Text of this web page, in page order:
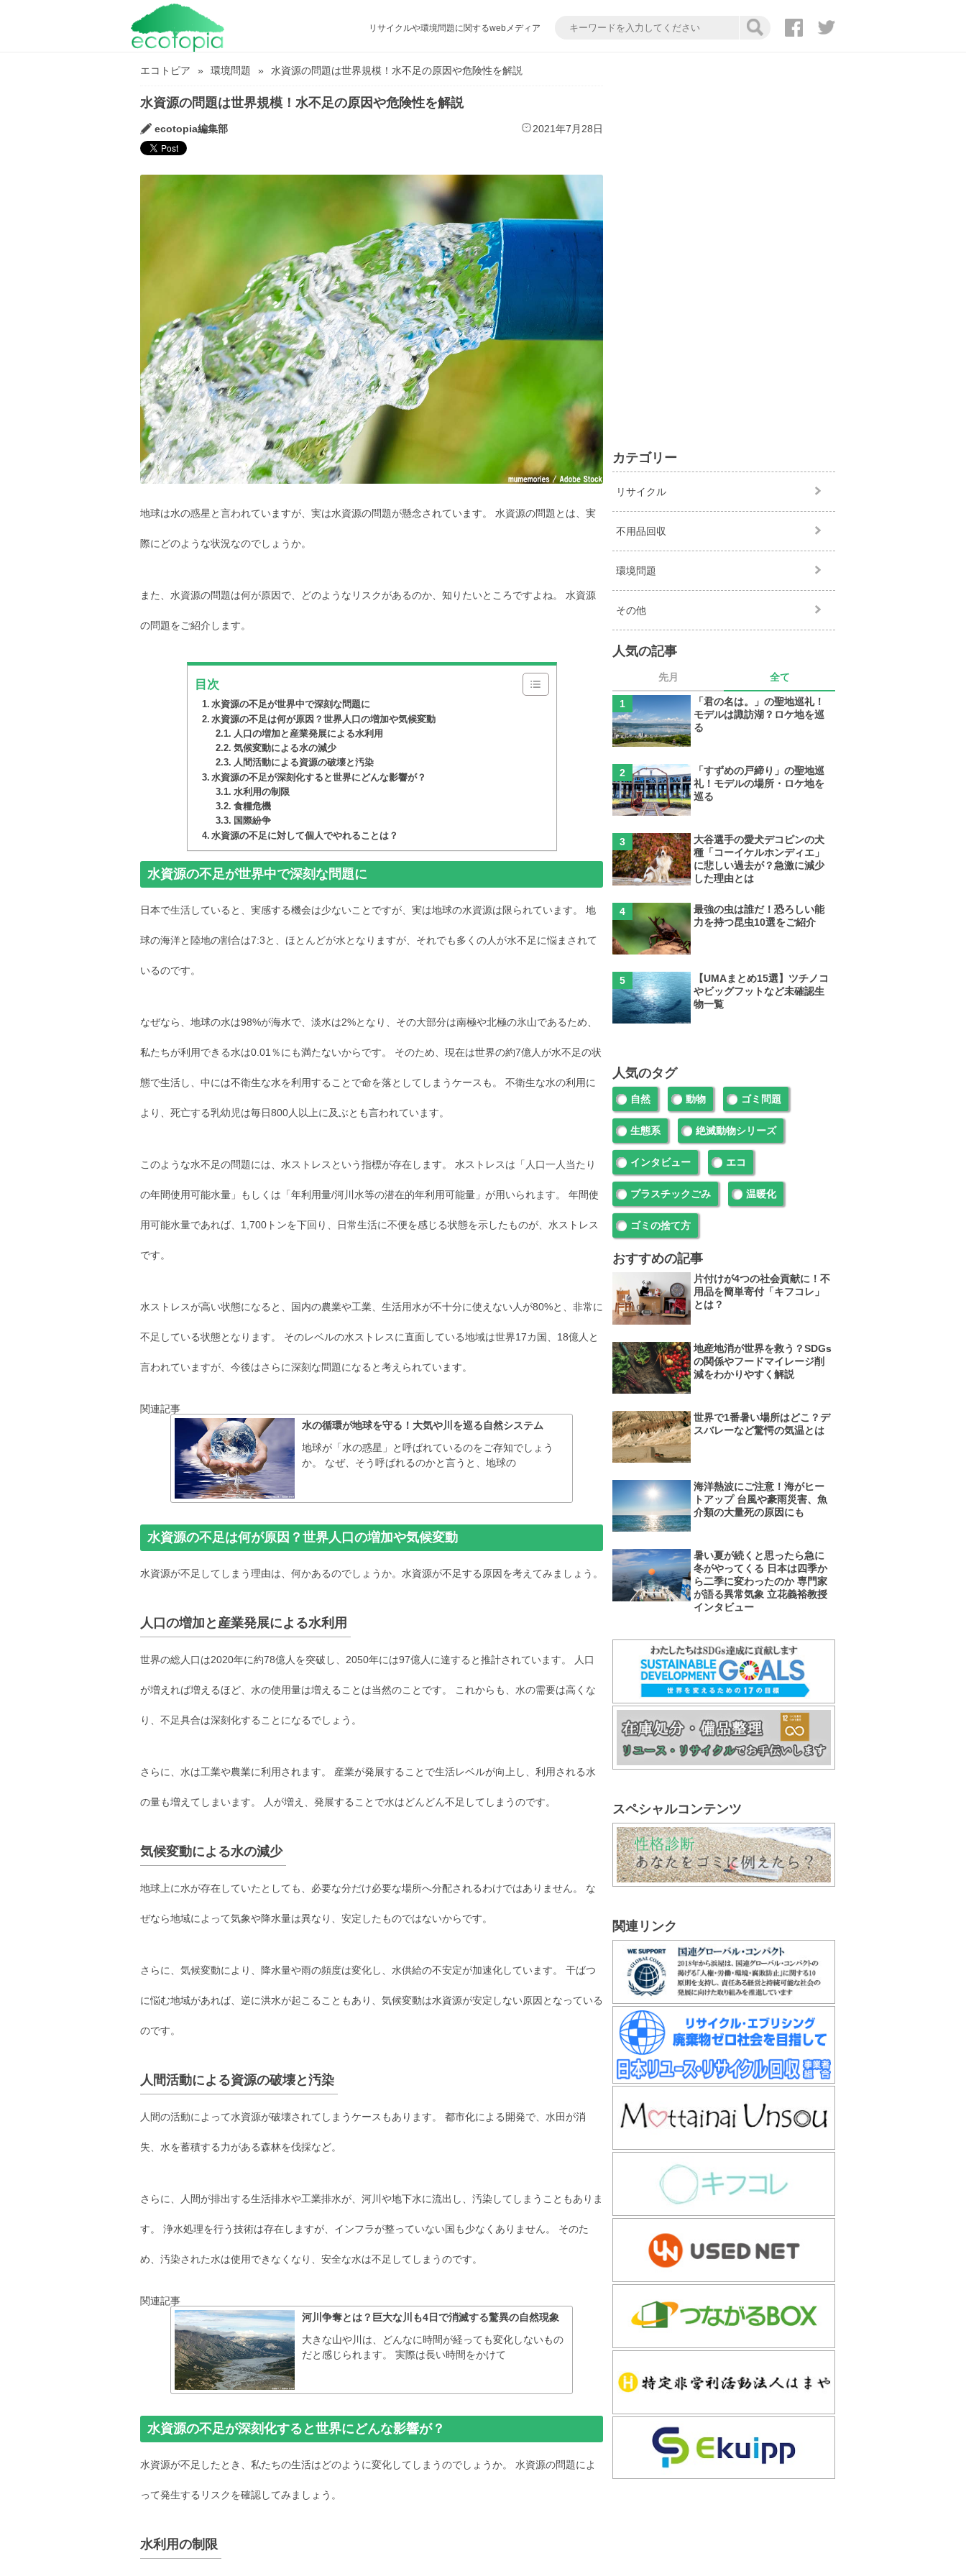
リサイクルや環境問題に関するwebメディア
エコトピア 環境問題 水資源の問題は世界規模！水不足の原因や危険性を解説
水資源の問題は世界規模！水不足の原因や危険性を解説
ecotopia編集部 2021年7月28日
地球は水の惑星と言われていますが、実は水資源の問題が懸念されています。 水資源の問題とは、実
際にどのような状況なのでしょうか。
また、水資源の問題は何が原因で、どのようなリスクがあるのか、知りたいところですよね。 水資源
の問題をご紹介します。
目次
水資源の不足が世界中で深刻な問題に
水資源の不足は何が原因？世界人口の増加や気候変動
人口の増加と産業発展による水利用
気候変動による水の減少
人間活動による資源の破壊と汚染
水資源の不足が深刻化すると世界にどんな影響が？
水利用の制限
食糧危機
国際紛争
水資源の不足に対して個人でやれることは？
水資源の不足が世界中で深刻な問題に
日本で生活していると、実感する機会は少ないことですが、実は地球の水資源は限られています。 地
球の海洋と陸地の割合は7:3と、ほとんどが水となりますが、それでも多くの人が水不足に悩まされて
いるのです。
なぜなら、地球の水は98%が海水で、淡水は2%となり、その大部分は南極や北極の氷山であるため、
私たちが利用できる水は0.01％にも満たないからです。 そのため、現在は世界の約7億人が水不足の状
態で生活し、中には不衛生な水を利用することで命を落としてしまうケースも。 不衛生な水の利用に
より、死亡する乳幼児は毎日800人以上に及ぶとも言われています。
このような水不足の問題には、水ストレスという指標が存在します。 水ストレスは「人口一人当たり
の年間使用可能水量」もしくは「年利用量/河川水等の潜在的年利用可能量」が用いられます。 年間使
用可能水量であれば、1,700トンを下回り、日常生活に不便を感じる状態を示したものが、水ストレス
です。
水ストレスが高い状態になると、国内の農業や工業、生活用水が不十分に使えない人が80%と、非常に
不足している状態となります。 そのレベルの水ストレスに直面している地域は世界17カ国、18億人と
言われていますが、今後はさらに深刻な問題になると考えられています。
関連記事
水の循環が地球を守る！大気や川を巡る自然システム
地球が「水の惑星」と呼ばれているのをご存知でしょう
か。 なぜ、そう呼ばれるのかと言うと、地球の
水資源の不足は何が原因？世界人口の増加や気候変動
水資源が不足してしまう理由は、何かあるのでしょうか。水資源が不足する原因を考えてみましょう。
人口の増加と産業発展による水利用
世界の総人口は2020年に約78億人を突破し、2050年には97億人に達すると推計されています。 人口
が増えれば増えるほど、水の使用量は増えることは当然のことです。 これからも、水の需要は高くな
り、不足具合は深刻化することになるでしょう。
さらに、水は工業や農業に利用されます。 産業が発展することで生活レベルが向上し、利用される水
の量も増えてしまいます。 人が増え、発展することで水はどんどん不足してしまうのです。
気候変動による水の減少
地球上に水が存在していたとしても、必要な分だけ必要な場所へ分配されるわけではありません。 な
ぜなら地域によって気象や降水量は異なり、安定したものではないからです。
さらに、気候変動により、降水量や雨の頻度は変化し、水供給の不安定が加速化しています。 干ばつ
に悩む地域があれば、逆に洪水が起こることもあり、気候変動は水資源が安定しない原因となっている
のです。
人間活動による資源の破壊と汚染
人間の活動によって水資源が破壊されてしまうケースもあります。 都市化による開発で、水田が消
失、水を蓄積する力がある森林を伐採など。
さらに、人間が排出する生活排水や工業排水が、河川や地下水に流出し、汚染してしまうこともありま
す。 浄水処理を行う技術は存在しますが、インフラが整っていない国も少なくありません。 そのた
め、汚染された水は使用できなくなり、安全な水は不足してしまうのです。
関連記事
河川争奪とは？巨大な川も4日で消滅する驚異の自然現象
大きな山や川は、どんなに時間が経っても変化しないもの
だと感じられます。 実際は長い時間をかけて
水資源の不足が深刻化すると世界にどんな影響が？
水資源が不足したとき、私たちの生活はどのように変化してしまうのでしょうか。 水資源の問題によ
って発生するリスクを確認してみましょう。
水利用の制限
カテゴリー
リサイクル
不用品回収
環境問題
その他
人気の記事
先月 全て
「君の名は。」の聖地巡礼！
モデルは諏訪湖？ロケ地を巡
る
「すずめの戸締り」の聖地巡
礼！モデルの場所・ロケ地を
巡る
大谷選手の愛犬デコピンの犬
種「コーイケルホンディエ」
に悲しい過去が？急激に減少
した理由とは
最強の虫は誰だ！恐ろしい能
力を持つ昆虫10選をご紹介
【UMAまとめ15選】ツチノコ
やビッグフットなど未確認生
物一覧
人気のタグ
自然 動物 ゴミ問題
生態系 絶滅動物シリーズ
インタビュー エコ
プラスチックごみ 温暖化
ゴミの捨て方
おすすめの記事
片付けが4つの社会貢献に！不
用品を簡単寄付「キフコレ」
とは？
地産地消が世界を救う？SDGs
の関係やフードマイレージ削
減をわかりやすく解説
世界で1番暑い場所はどこ？デ
スバレーなど驚愕の気温とは
海洋熱波にご注意！海がヒー
トアップ 台風や豪雨災害、魚
介類の大量死の原因にも
暑い夏が続くと思ったら急に
冬がやってくる 日本は四季か
ら二季に変わったのか 専門家
が語る異常気象 立花義裕教授
インタビュー
スペシャルコンテンツ
関連リンク